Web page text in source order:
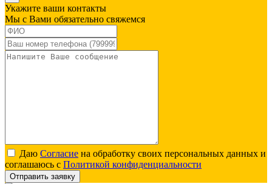
Укажите ваши контакты
Мы с Вами обязательно свяжемся
Даю Согласие на обработку своих персональных данных и
соглашаюсь с Политикой конфиденциальности
Отправить заявку